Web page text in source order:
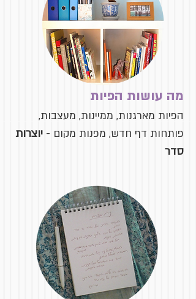
מה עושות הפיות
הפיות מארגנות, ממיינות, מעצבות,
פותחות דף חדש, מפנות מקום - יוצרות
סדר